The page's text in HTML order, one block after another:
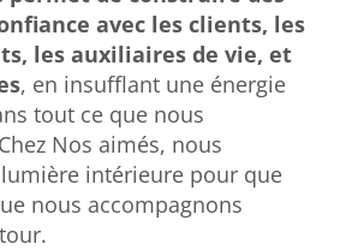
avec les clients, les
les auxiliaires de vie, et
, en insufflant une énergie
tout ce que nous
Nos aimés, nous
intérieure pour que
nous accompagnons